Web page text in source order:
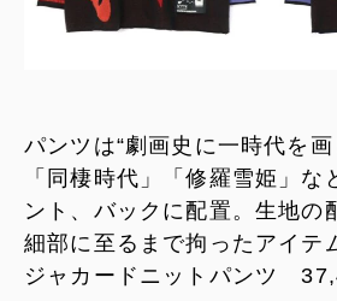
パンツは“劇画史に一時代を
「同棲時代」「修羅雪姫」な
ント、バックに配置。生地の
細部に至るまで拘ったアイテ
ジャカードニットパンツ